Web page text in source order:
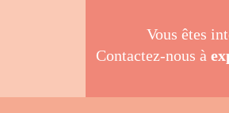
Vous êtes
Contactez-nous à